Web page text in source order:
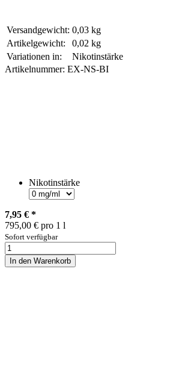
Versandgewicht: 0,03 kg
Artikelgewicht:
0,02 kg
Variationen in:
Nikotinstärke
Artikelnummer: EX-NS-BI
Nikotinstärke
7,95 € *
795,00 € pro 1 l
Sofort verfügbar
In den Warenkorb